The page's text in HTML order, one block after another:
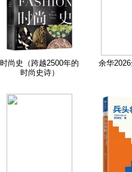
时尚史（跨越2500年的
时尚史诗）
余华